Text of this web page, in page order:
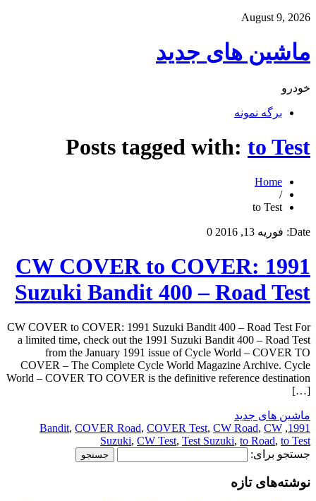
August 9, 2026
ماشین های جدید
خودرو
برگه نمونه
Posts tagged with: to Test
Home
/
to Test
Date: فوریه 13, 2016 0
CW COVER to COVER: 1991
Suzuki Bandit 400 – Road Test
CW COVER to COVER: 1991 Suzuki Bandit 400 – Road Test For
a limited time, check out the 1991 Suzuki Bandit 400 – Road Test
from the January 1991 issue of Cycle World – COVER TO
COVER – The Complete Cycle World Magazine Archive. Cycle
World – COVER TO COVER is the definitive reference destination
[…]
ماشین های جدید
1991
,
Bandit, COVER Road, COVER Test, CW Road, CW
Suzuki, CW Test, Test Suzuki, to Road, to Test
جستجو برای:
نوشته‌های تازه